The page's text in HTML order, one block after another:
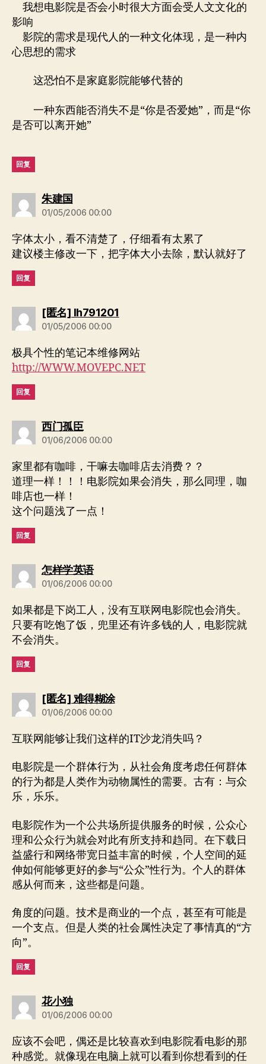
我想电影院是否会小时很大方面会受人文文化的
影响
影院的需求是现代人的一种文化体现，是一种内
心思想的需求
这恐怕不是家庭影院能够代替的
一种东西能否消失不是“你是否爱她”，而是“你
是否可以离开她”
回复
朱建国说：
01/05/2006 00:00
字体太小，看不清楚了，仔细看有太累了
建议楼主修改一下，把字体大小去除，默认就好了
回复
[匿名] lh791201
01/05/2006 00:00
极具个性的笔记本维修网站
http://WWW.MOVEPC.NET
回复
西门孤臣说：
01/06/2006 00:00
家里都有咖啡，干嘛去咖啡店去消费？？
道理一样！！！电影院如果会消失，那么同理，咖
啡店也一样！
这个问题浅了一点！
回复
怎样学英语说：
01/06/2006 00:00
如果都是下岗工人，没有互联网电影院也会消失。
只要有吃饱了饭，兜里还有许多钱的人，电影院就
不会消失。
回复
[匿名] 难得糊涂说：
01/06/2006 00:00
互联网能够让我们这样的IT沙龙消失吗？
电影院是一个群体行为，从社会角度考虑任何群体
的行为都是人类作为动物属性的需要。古有：与众
乐，乐乐。
电影院作为一个公共场所提供服务的时候，公众心
理和公众行为就会对此有所支持和趋同。在下载日
益盛行和网络带宽日益丰富的时候，个人空间的延
伸如何能够更好的参与“公众”性行为。个人的群体
感从何而来，这些都是问题。
角度的问题。技术是商业的一个点，甚至有可能是
一个支点。但是人类的社会属性决定了事情真的“方
向”。
回复
花小独说：
01/06/2006 00:00
应该不会吧，偶还是比较喜欢到电影院看电影的那
种感觉。就像现在电脑上就可以看到你想看到的任